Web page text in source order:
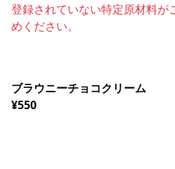
登録されていない特定原材料が
めください。
ブラウニーチョコクリーム
¥550